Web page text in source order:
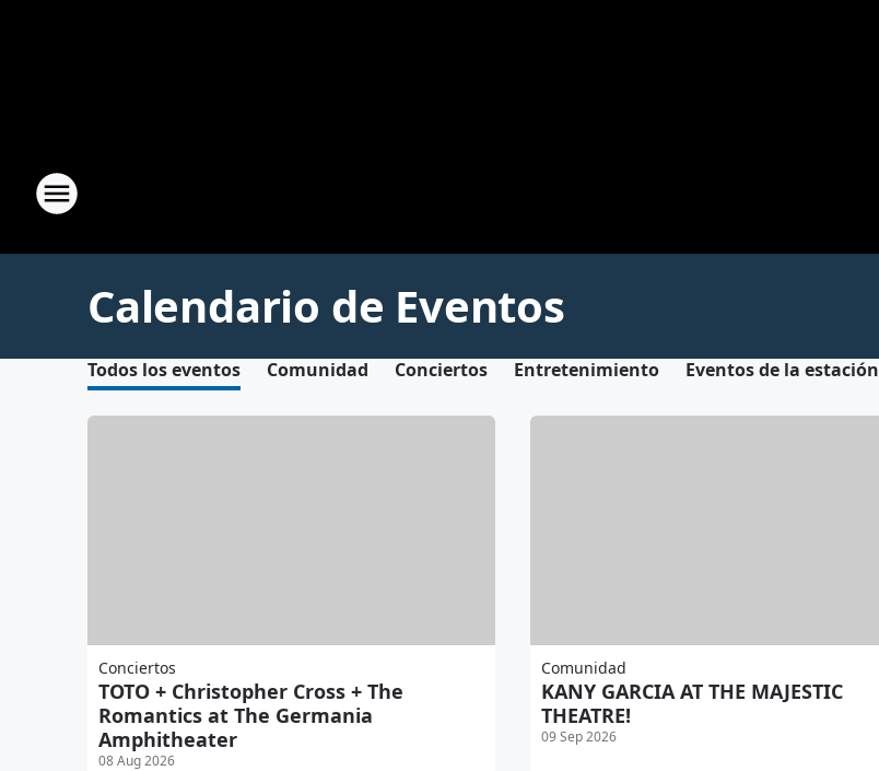
Calendario de Eventos
Todos los eventos Comunidad Conciertos Entretenimiento Eventos de la estación
Conciertos
TOTO + Christopher Cross + The
Romantics at The Germania
Amphitheater
08 Aug 2026
Comunidad
KANY GARCIA AT THE MAJESTIC
THEATRE!
09 Sep 2026